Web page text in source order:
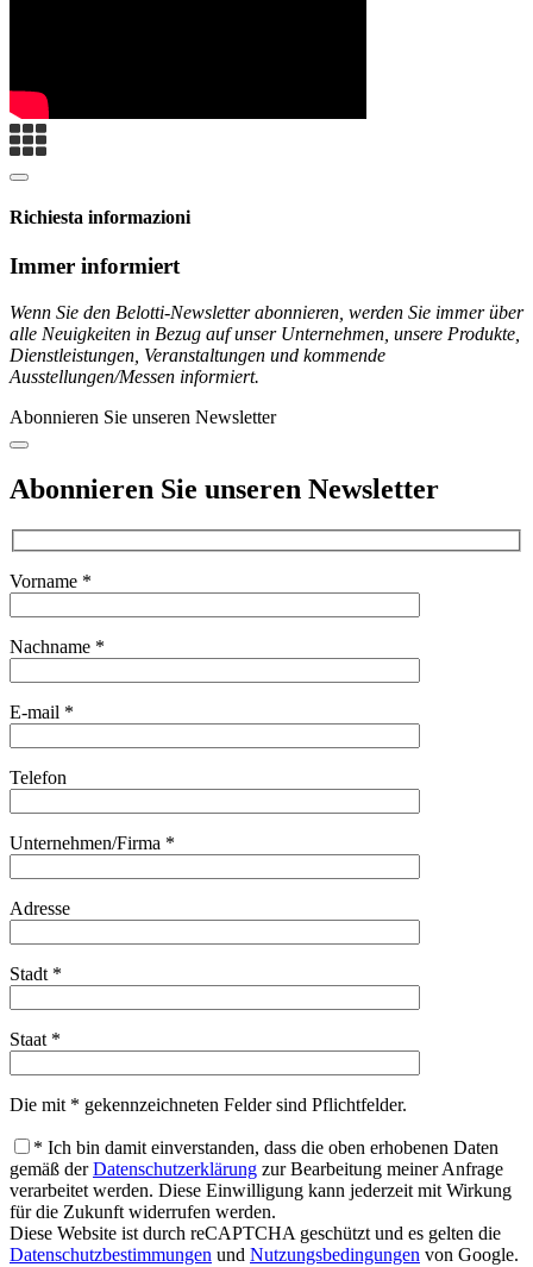
Richiesta informazioni
Immer informiert
Wenn Sie den Belotti-Newsletter abonnieren, werden Sie immer über
alle Neuigkeiten in Bezug auf unser Unternehmen, unsere Produkte,
Dienstleistungen, Veranstaltungen und kommende
Ausstellungen/Messen informiert.
Abonnieren Sie unseren Newsletter
Abonnieren Sie unseren Newsletter
Vorname *
Nachname *
E-mail *
Telefon
Unternehmen/Firma *
Adresse
Stadt *
Staat *
Die mit * gekennzeichneten Felder sind Pflichtfelder.
* Ich bin damit einverstanden, dass die oben erhobenen Daten
gemäß derDatenschutzerklärung zur Bearbeitung meiner Anfrage
verarbeitet werden. Diese Einwilligung kann jederzeit mit Wirkung
für die Zukunft widerrufen werden.
Diese Website ist durch reCAPTCHA geschützt und es gelten die
Datenschutzbestimmungen und Nutzungsbedingungen von Google.